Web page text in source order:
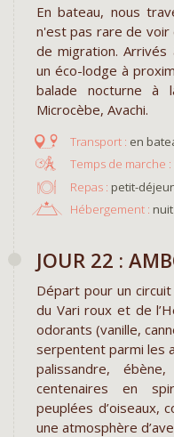
En bateau, nous
n'est pas rare de voir
de migration. Arrivés
un éco-lodge à
balade nocturne à
Microcèbe, Avachi.
en
Repas : petit-
Hébergement :
JOUR 22 :
Départ pour un
du Vari roux et de
odorants (vanille,
serpentent parmi les
palissandre,
centenaires en
peuplées d’oiseaux,
une atmosphère